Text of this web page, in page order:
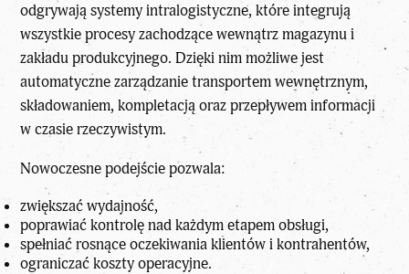
odgrywająsystemy intralogistyczne, które integrują
wszystkie procesy zachodzące wewnątrz magazynu i
zakładu produkcyjnego. Dzięki nim możliwe jest
automatyczne zarządzanie transportem wewnętrznym,
składowaniem, kompletacją oraz przepływem informacji
w czasie rzeczywistym.
Nowoczesne podejście pozwala:
zwiększać wydajność,
poprawiać kontrolę nad każdym etapem obsługi,
spełniać rosnące oczekiwania klientów i kontrahentów,
ograniczać koszty operacyjne.